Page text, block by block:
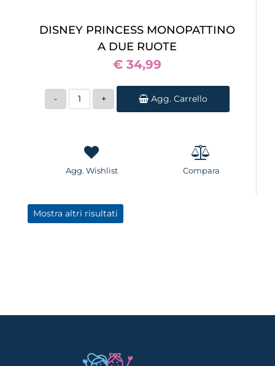
DISNEY PRINCESS MONOPATTINO
A DUE RUOTE
€ 34,99
Quantità
Agg. Carrello
Agg. Wishlist Compara
Mostra altri risultati